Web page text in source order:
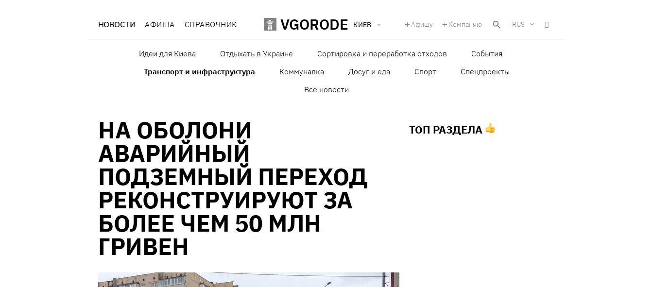
НОВОСТИ АФИША СПРАВОЧНИК VGORODE КИЕВ Афишу Компанию RUS
Идеи для Киева Отдыхать в Украине Сортировка и переработка отходов
События
Транспорт и инфраструктура
Коммуналка Досуг и еда Спорт
Спецпроекты
Все новости
НА ОБОЛОНИ
АВАРИЙНЫЙ
ПОДЗЕМНЫЙ ПЕРЕХОД
РЕКОНСТРУИРУЮТ ЗА
БОЛЕЕ ЧЕМ 50 МЛН
ГРИВЕН
ТОП РАЗДЕЛА